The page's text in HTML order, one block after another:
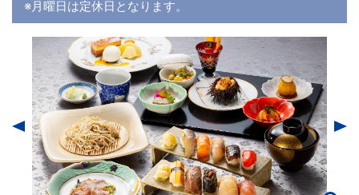
※月曜日は定休日となります。